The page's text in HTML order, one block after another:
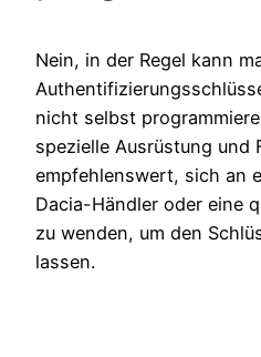
Nein, in der Regel kann
nicht selbst
spezielle Ausrüstung und
empfehlenswert, sich an
Dacia-Händler oder eine
zu wenden, um den
lassen.